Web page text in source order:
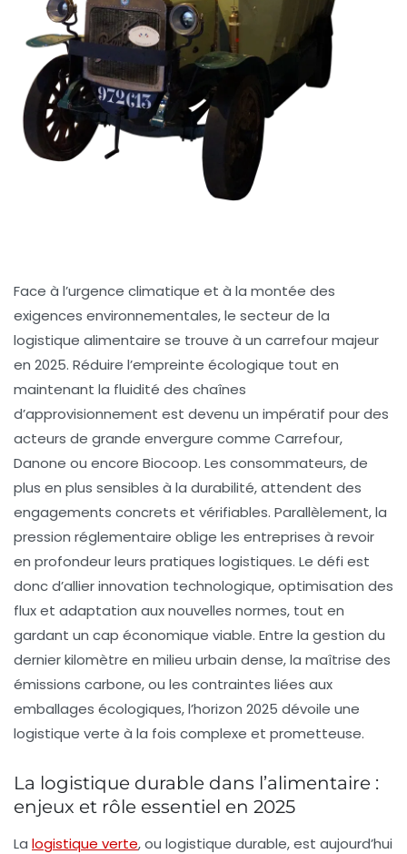
Face à l’urgence climatique et à la montée des
exigences environnementales, le secteur de la
logistique alimentaire se trouve à un carrefour majeur
en 2025. Réduire l’empreinte écologique tout en
maintenant la fluidité des chaînes
d’approvisionnement est devenu un impératif pour des
acteurs de grande envergure comme Carrefour,
Danone ou encore Biocoop. Les consommateurs, de
plus en plus sensibles à la durabilité, attendent des
engagements concrets et vérifiables. Parallèlement, la
pression réglementaire oblige les entreprises à revoir
en profondeur leurs pratiques logistiques. Le défi est
donc d’allier innovation technologique, optimisation des
flux et adaptation aux nouvelles normes, tout en
gardant un cap économique viable. Entre la gestion du
dernier kilomètre en milieu urbain dense, la maîtrise des
émissions carbone, ou les contraintes liées aux
emballages écologiques, l’horizon 2025 dévoile une
logistique verte à la fois complexe et prometteuse.
La logistique durable dans l’alimentaire :
enjeux et rôle essentiel en 2025
La logistique verte, ou logistique durable, est aujourd’hui